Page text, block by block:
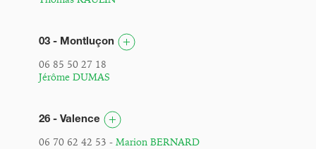
03 - Montluçon
06 85 50 27 18
Jérôme DUMAS
26 - Valence
06 70 62 42 53 - Marion BERNARD